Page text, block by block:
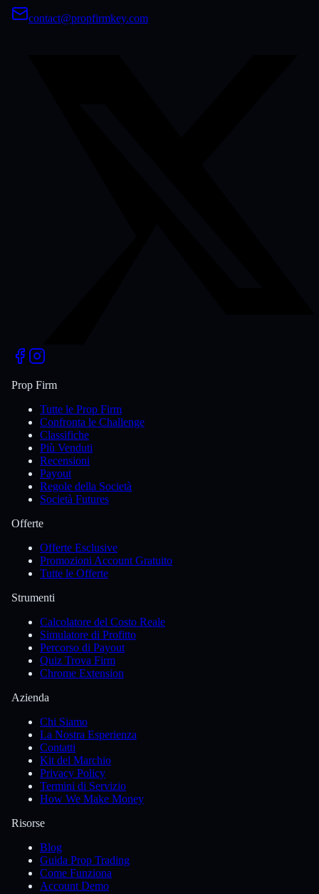
contact@propfirmkey.com
Prop Firm
Tutte le Prop Firm
Confronta le Challenge
Classifiche
Più Venduti
Recensioni
Payout
Regole della Società
Società Futures
Offerte
Offerte Esclusive
Promozioni Account Gratuito
Tutte le Offerte
Strumenti
Calcolatore del Costo Reale
Simulatore di Profitto
Percorso di Payout
Quiz Trova Firm
Chrome Extension
Azienda
Chi Siamo
La Nostra Esperienza
Contatti
Kit del Marchio
Privacy Policy
Termini di Servizio
How We Make Money
Risorse
Blog
Guida Prop Trading
Come Funziona
Account Demo